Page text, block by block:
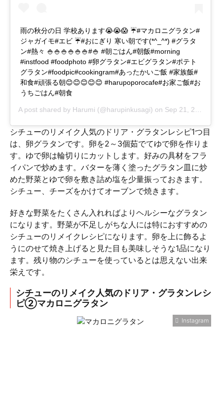
雨の秋分の日 学校あります😭😭😱 ☔️#マカロニグラタン#
ジャガイモ#エビ ☔️#おにぎり 寒い朝です(*^_^*) #グラタ
ン#熱々 🍚🍚🍚🍚🍚🍚#🍚 #朝ごはん#朝飯#morning
#instfood #foodphoto #卵グラタン#エビグラタン#ポテト
グラタン#foodpic#cookingram#あったかいご飯 #家族飯#
和食#頑張る朝😊😊😊😊😊 #harupoporocafe#お家ご飯#お
うちごはん#朝食
A post shared by Harumi (@harupinkusagi) on Sep 21, 2016 at 3:11pm PDT
シチューのリメイク人気のドリア・グラタンレシピ1つ目
は、卵グラタンです。卵を2～3個茹でてゆで卵を作りま
す。ゆで卵は輪切りにカットします。好みの具材をフラ
イパンで炒めます。バターを薄く塗ったグラタン皿に炒
めた野菜とゆで卵を敷き詰め塩を少量振っておきます。
シチュー、チーズをかけてオーブンで焼きます。
好きな野菜をたくさん入れればよりヘルシーなグラタン
になります。野菜が不足しがちな人には特におすすめの
シチューのリメイクレシピになります。卵を上に飾るよ
うにのせて焼き上げると見た目も美味しそうな1品になり
ます。残り物のシチューを使っているとは思えない出来
栄えです。
シチューのリメイク人気のドリア・グラタンレシ
ピ②マカロニグラタン
Instagram